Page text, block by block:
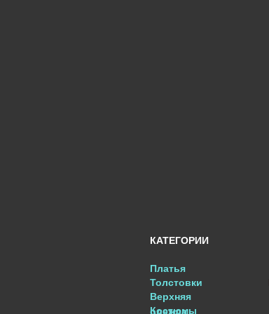
КАТЕГОРИИ
Толстовки
Платья
Костюмы
Верхняя
одежда